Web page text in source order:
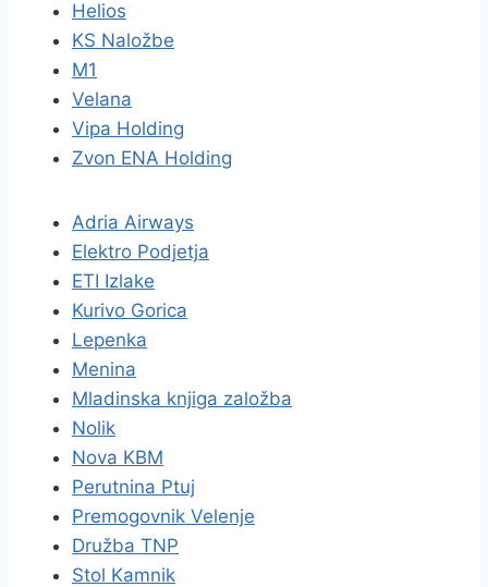
Helios
KS Naložbe
M1
Velana
Vipa Holding
Zvon ENA Holding
Adria Airways
Elektro Podjetja
ETI Izlake
Kurivo Gorica
Lepenka
Menina
Mladinska knjiga založba
Nolik
Nova KBM
Perutnina Ptuj
Premogovnik Velenje
Družba TNP
Stol Kamnik